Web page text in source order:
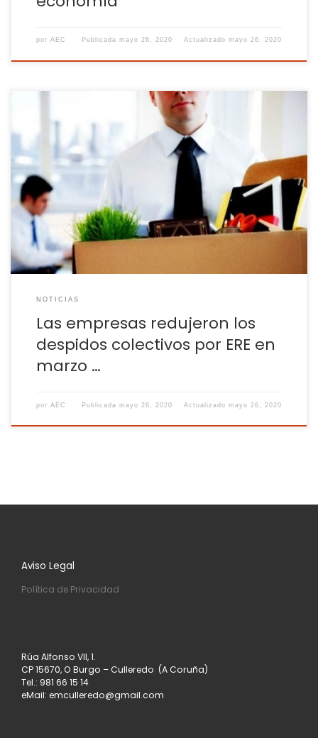
por AEC Publicadamayo 26, 2020 Actualizadomayo 26, 2020
En dicho mes despidieron a 561 personas por este
procedimiento frente los 1.573 del mismo periodo de un año
antes La brusca interrupción de la actividad que supuso el
decreto del estado de alarma el pasado 14 de febrero, hizo
que las empresas tomaran decisiones sobre sus plantillas,
pero estas […]
NOTICIAS
Las empresas redujeron los
despidos colectivos por ERE en
marzo …
por AEC Publicadamayo 26, 2020 Actualizadomayo 26, 2020
Aviso Legal
Política de Privacidad
Rúa Alfonso VII, 1.
CP 15670, O Burgo – Culleredo (A Coruña)
Tel.: 981 66 15 14
eMail: emculleredo@gmail.com